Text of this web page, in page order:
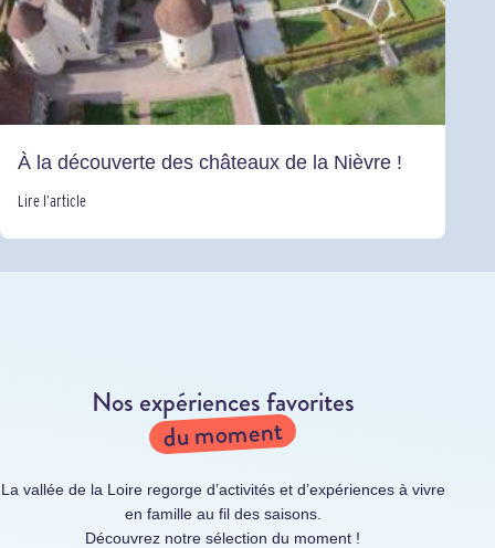
À la découverte des châteaux de la Nièvre !
Lire l’article
Nos expériences favorites
du moment
La vallée de la Loire regorge d’activités et d’expériences à vivre
en famille au fil des saisons.
Découvrez notre sélection du moment !